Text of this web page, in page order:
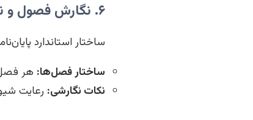
۶. نگارش فصول و نتیجه‌گیری جامع
ساختار استاندارد
ساختار فصل‌ها: هر فصل
نکات نگارشی: رعایت